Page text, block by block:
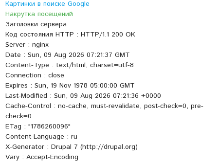
Картинки в поиске Google
Накрутка посещений
Заголовки сервера
Код состояния HTTP : HTTP/1.1 200 OK
Server : nginx
Date : Sun, 09 Aug 2026 07:21:37 GMT
Content-Type : text/html; charset=utf-8
Connection : close
Expires : Sun, 19 Nov 1978 05:00:00 GMT
Last-Modified : Sun, 09 Aug 2026 07:21:36 +0000
Cache-Control : no-cache, must-revalidate, post-check=0, pre-
check=0
ETag : "1786260096"
Content-Language : ru
X-Generator : Drupal 7 (http://drupal.org)
Vary : Accept-Encoding